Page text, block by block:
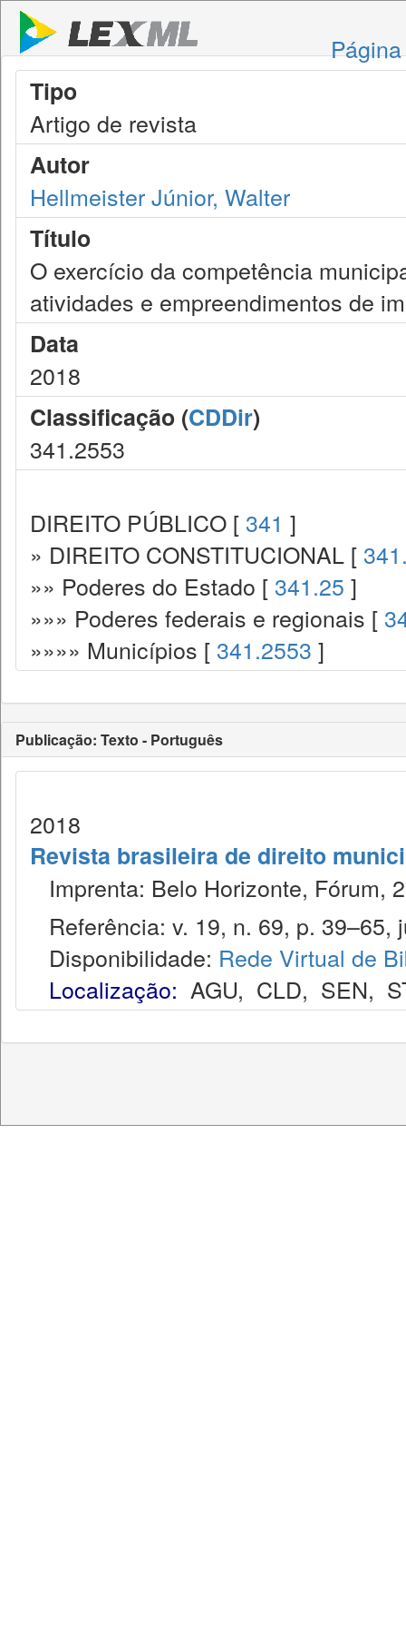
Tipo
Artigo de revista
Autor
Hellmeister Júnior, Walter
Título
O exercício da competência
atividades e empreendimentos de
Data
2018
Classificação (CDDir)
341.2553
DIREITO PÚBLICO [ 341 ]
» DIREITO CONSTITUCIONAL [
»» Poderes do Estado [ 341.25 ]
»»» Poderes federais e regionais [
»»»» Municípios [ 341.2553 ]
Publicação: Texto - Português
2018
Revista brasileira de direito
Imprenta: Belo Horizonte, Fórum,
Referência: v. 19, n. 69, p. 39–65,
Disponibilidade: Rede Virtual de
Localização: AGU, CLD, SEN,